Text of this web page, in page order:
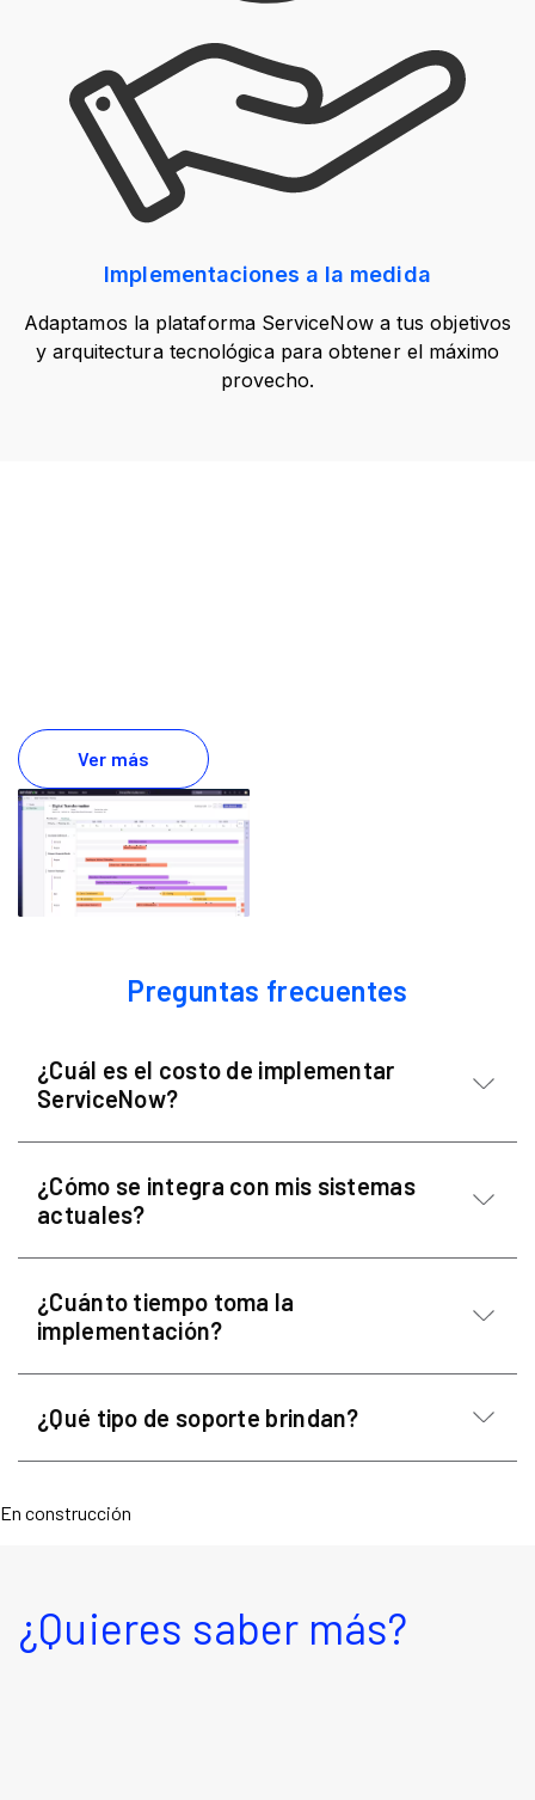
Implementaciones a la medida
Adaptamos la plataforma ServiceNow a tus objetivos
y arquitectura tecnológica para obtener el máximo
provecho.
Preguntas frecuentes
En construcción
¿Quieres saber más?